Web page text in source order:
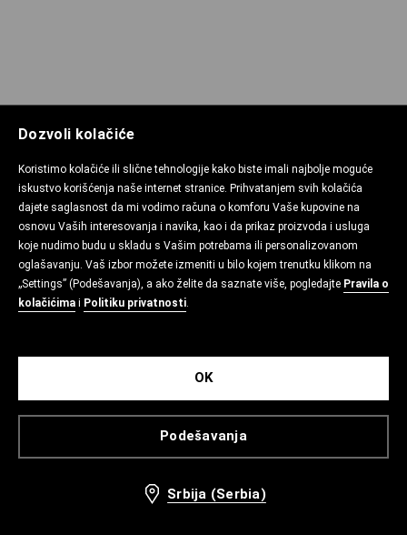
Dozvoli kolačiće
Koristimo kolačiće ili slične tehnologije kako biste imali najbolje moguće
iskustvo korišćenja naše internet stranice. Prihvatanjem svih kolačića
dajete saglasnost da mi vodimo računa o komforu Vaše kupovine na
osnovu Vaših interesovanja i navika, kao i da prikaz proizvoda i usluga
koje nudimo budu u skladu s Vašim potrebama ili personalizovanom
oglašavanju. Vaš izbor možete izmeniti u bilo kojem trenutku klikom na
„Settings” (Podešavanja), a ako želite da saznate više, pogledajte Pravila o
kolačićima i Politiku privatnosti.
Podešavanja
OK
Srbija (Serbia)